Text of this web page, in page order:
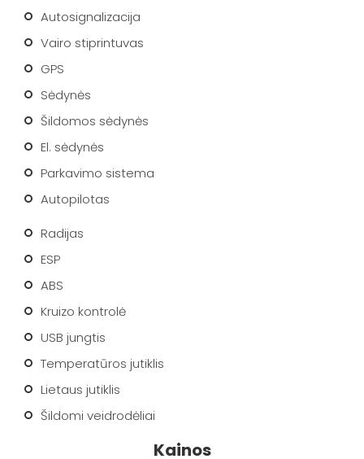
Autosignalizacija
Vairo stiprintuvas
GPS
Sėdynės
Šildomos sėdynės
El. sėdynės
Parkavimo sistema
Autopilotas
Radijas
ESP
ABS
Kruizo kontrolė
USB jungtis
Temperatūros jutiklis
Lietaus jutiklis
Šildomi veidrodėliai
Kainos